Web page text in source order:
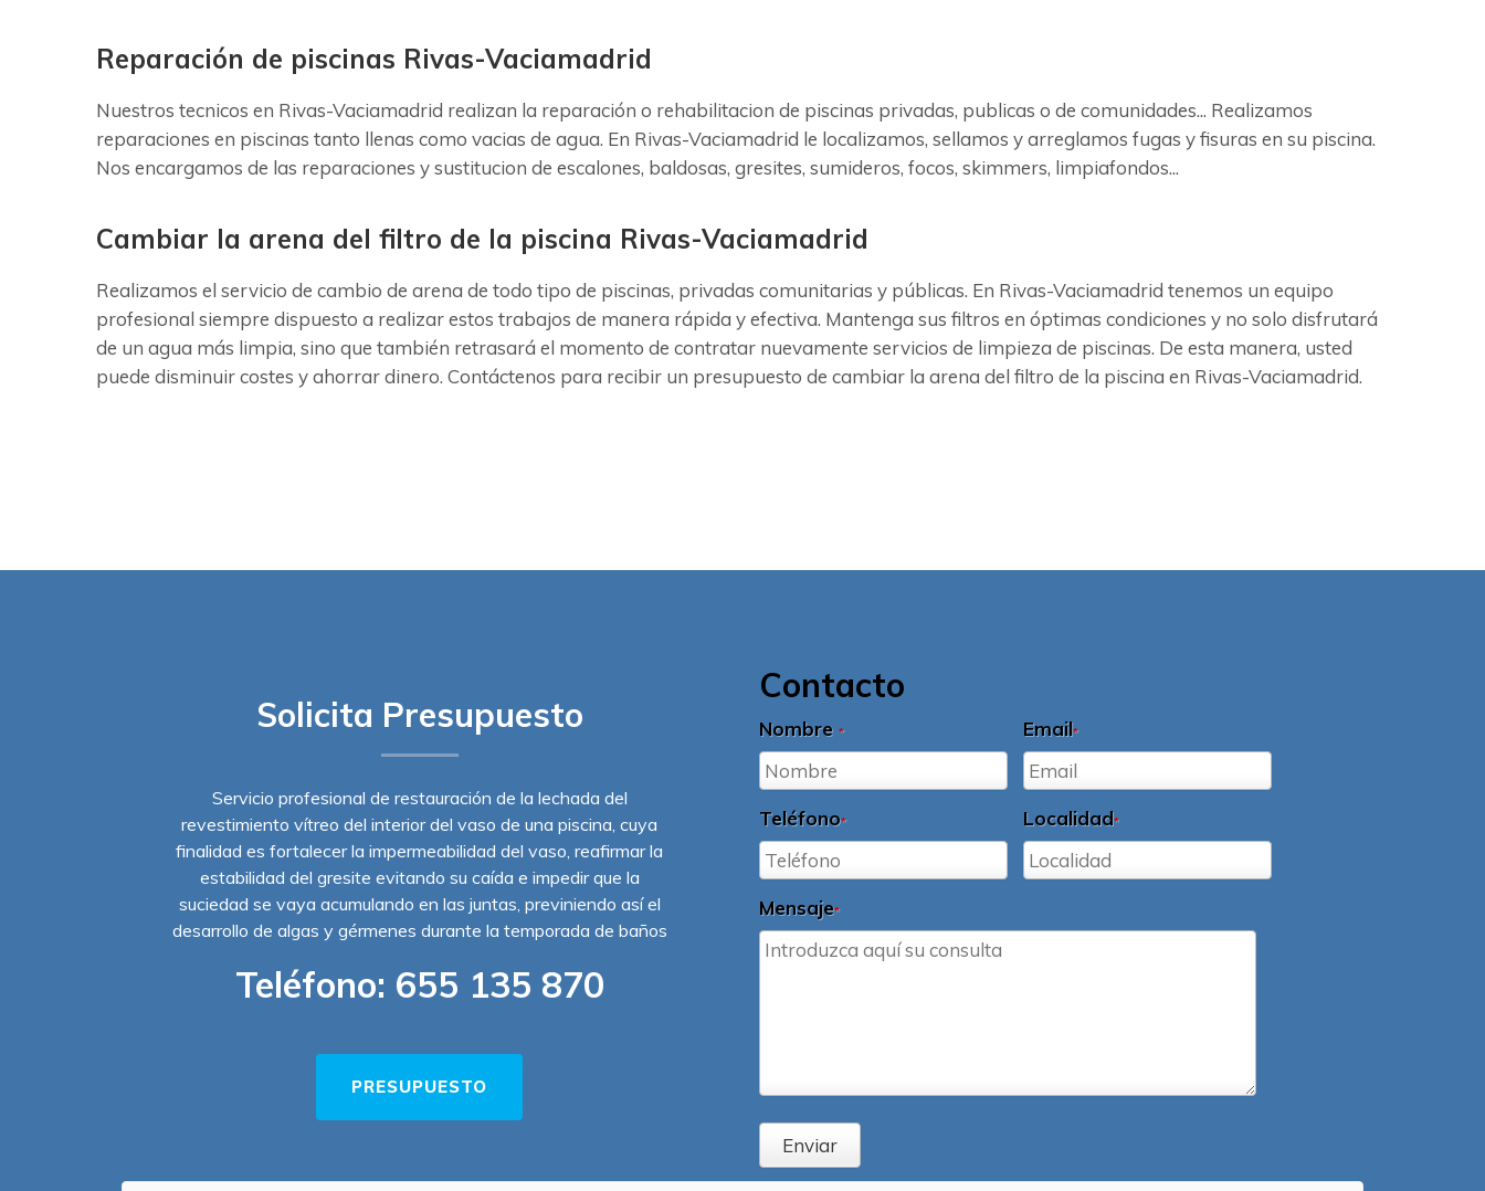
Reparación de piscinas Rivas-Vaciamadrid
Nuestros tecnicos en Rivas-Vaciamadrid realizan la reparación o rehabilitacion de piscinas privadas, publicas o de comunidades... Realizamos
reparaciones en piscinas tanto llenas como vacias de agua. En Rivas-Vaciamadrid le localizamos, sellamos y arreglamos fugas y fisuras en su piscina.
Nos encargamos de las reparaciones y sustitucion de escalones, baldosas, gresites, sumideros, focos, skimmers, limpiafondos...
Cambiar la arena del filtro de la piscina Rivas-Vaciamadrid
Realizamos el servicio de cambio de arena de todo tipo de piscinas, privadas comunitarias y públicas. En Rivas-Vaciamadrid tenemos un equipo
profesional siempre dispuesto a realizar estos trabajos de manera rápida y efectiva. Mantenga sus filtros en óptimas condiciones y no solo disfrutará
de un agua más limpia, sino que también retrasará el momento de contratar nuevamente servicios de limpieza de piscinas. De esta manera, usted
puede disminuir costes y ahorrar dinero. Contáctenos para recibir un presupuesto de cambiar la arena del filtro de la piscina en Rivas-Vaciamadrid.
Solicita Presupuesto
Servicio profesional de restauración de la lechada del
revestimiento vítreo del interior del vaso de una piscina, cuya
finalidad es fortalecer la impermeabilidad del vaso, reafirmar la
estabilidad del gresite evitando su caída e impedir que la
suciedad se vaya acumulando en las juntas, previniendo así el
desarrollo de algas y gérmenes durante la temporada de baños
Teléfono: 655 135 870
PRESUPUESTO
Contacto
Nombre * Email*
Teléfono* Localidad*
Mensaje*
Enviar